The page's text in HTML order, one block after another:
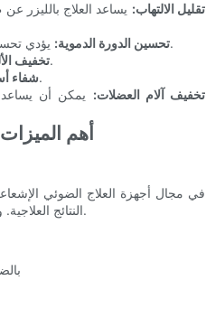
تقليل الالتهاب: يساعد العلاج بالليزر
تحسين الدورة الدموية:يؤدي تحسين تدفق الدم إلى تحسين الأكسجة ونقل المغذيات، وهما أمران بالغا الأهمية لإصلاح الأنسجة وتجديدها.
تخفيفيعمل العلاج بالضوء الأحمر على تقليل إشارات الألم وتعزيز آليات تخفيف الألم الطبيعية في الجسم.
شفاءيعمل العلاج بالليزر عن طريق تسريع عملية الشفاء من خلال تعزيز تجديد الخلايا وإنتاج الكولاجين.
تخفيف آلام العضلات: يمكن أن
أهم
في مجال أجهزة العلاج الضوئي
النتائج العلاجية. وتشتهر أجهزة سانغلور بقدرتها على توفير جرعات عالية، مما يضمن أقصى فعالية في إدارة آلام المفاصل.